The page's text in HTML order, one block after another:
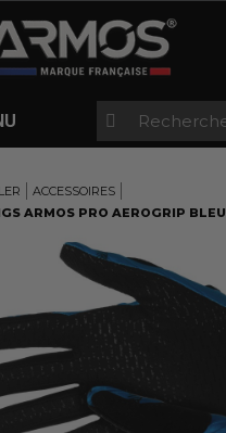
ACCESSOIRES
ARMOS PRO AEROGRIP BLEU
gestion des cookies